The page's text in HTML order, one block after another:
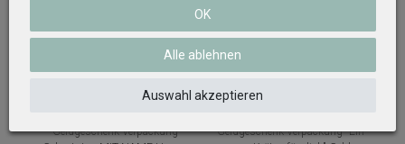
Geldgeschenk Verpackung
Geldgeschenk Verpackung "Ein
OK
Alle ablehnen
Auswahl akzeptieren